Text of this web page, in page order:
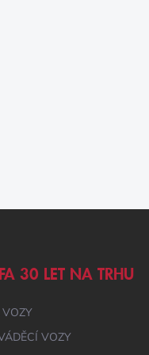
30 LET NA TRHU
VOZY